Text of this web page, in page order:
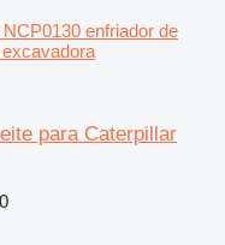
enfriador de
para Caterpillar